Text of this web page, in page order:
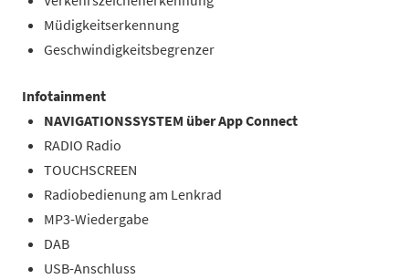
Müdigkeitserkennung
Geschwindigkeitsbegrenzer
Infotainment
NAVIGATIONSSYSTEM über App Connect
RADIO Radio
TOUCHSCREEN
Radiobedienung am Lenkrad
MP3-Wiedergabe
DAB
USB-Anschluss